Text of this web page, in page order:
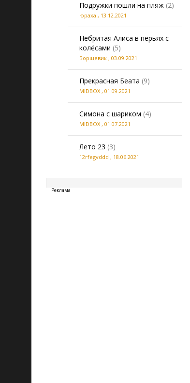
фотографий.
3. Фотографии не должны
содержать отчётливо видимых
гениталий, крупных планов,
разворотов, а также порно.
4. В темах запрещены ссылки на
ресурсы сомнительного
содержания.
5. Комментарии с ненормативной
лексикой будут удаляться, а
авторы подобных комментариев
баниться.
Подружки пошли на пляж (2)
юраха , 13.12.2021
Небритая Алиса в перьях с
колёсами (5)
Борщевик , 03.09.2021
Прекрасная Беата (9)
MIDBOX , 01.09.2021
Симона с шариком (4)
MIDBOX , 01.07.2021
Лето 23 (3)
12rfegvddd , 18.06.2021
Реклама